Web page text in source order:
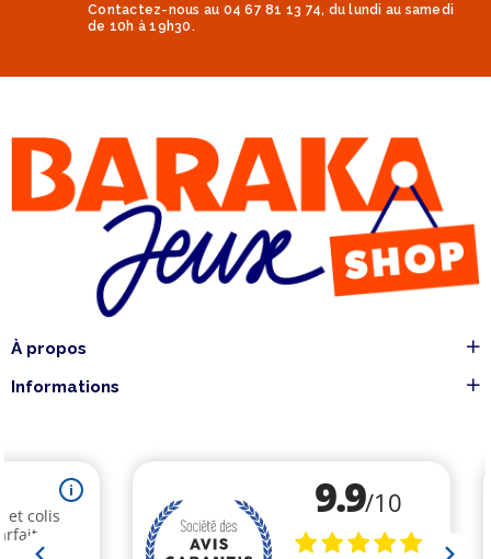
Contactez-nous au 04 67 81 13 74, du lundi au samedi
de 10h à 19h30.
À propos
Informations